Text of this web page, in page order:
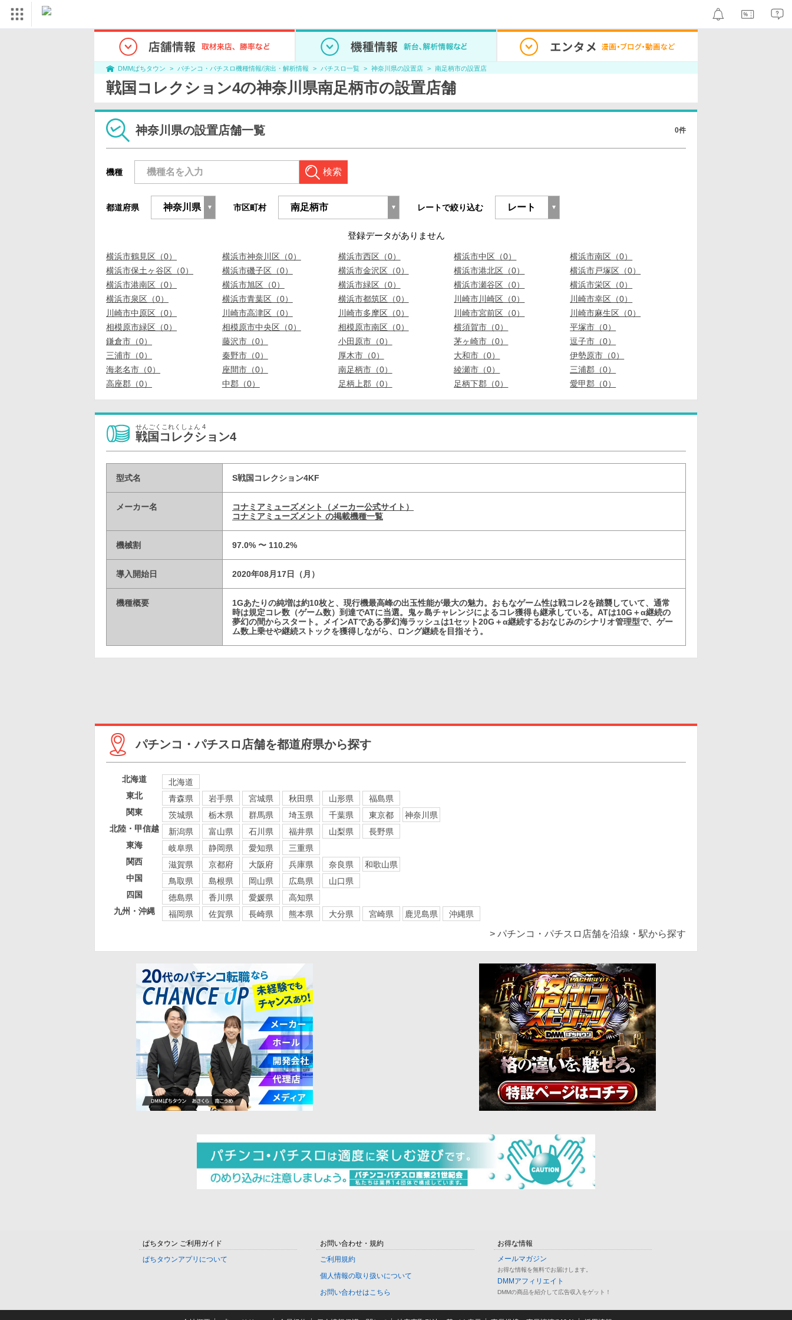
DMMぱちタウン パチンコ・パチスロ機種情報/演出・解析情報 パチスロ一覧 神奈川県の設置店 南足柄市の設置店
戦国コレクション4の神奈川県南足柄市の設置店舗
神奈川県の設置店舗一覧 0件
機種 検索
都道府県 市区町村 レートで絞り込む
登録データがありません
横浜市鶴見区（0） 横浜市神奈川区（0） 横浜市西区（0） 横浜市中区（0）
横浜市南区（0）
横浜市保土ヶ谷区（0）
横浜市磯子区（0） 横浜市金沢区（0） 横浜市港北区（0）
横浜市戸塚区（0）
横浜市港南区（0）
横浜市旭区（0） 横浜市緑区（0） 横浜市瀬谷区（0）
横浜市栄区（0）
横浜市泉区（0）
横浜市青葉区（0） 横浜市都筑区（0） 川崎市川崎区（0）
川崎市幸区（0）
川崎市中原区（0）
川崎市高津区（0） 川崎市多摩区（0） 川崎市宮前区（0）
川崎市麻生区（0）
相模原市緑区（0）
相模原市中央区（0） 相模原市南区（0） 横須賀市（0）
平塚市（0）
鎌倉市（0）
藤沢市（0） 小田原市（0） 茅ヶ崎市（0）
逗子市（0）
三浦市（0）
秦野市（0） 厚木市（0） 大和市（0）
伊勢原市（0）
海老名市（0）
座間市（0） 南足柄市（0） 綾瀬市（0）
三浦郡（0）
高座郡（0）
中郡（0） 足柄上郡（0） 足柄下郡（0） 愛甲郡（0）
せんごくこれくしょん 4
戦国コレクション4
型式名 S戦国コレクション4KF
メーカー名
コナミアミューズメント（メーカー公式サイト）
コナミアミューズメント の掲載機種一覧
機械割 97.0% 〜 110.2%
導入開始日 2020年08月17日（月）
機種概要
1Gあたりの純増は約10枚と、現行機最高峰の出玉性能が最大の魅力。おもなゲーム性は戦コレ2を踏襲していて、通常
時は規定コレ数（ゲーム数）到達でATに当選。鬼ヶ島チャレンジによるコレ獲得も継承している。ATは10G＋α継続の
夢幻の間からスタート。メインATである夢幻海ラッシュは1セット20G＋α継続するおなじみのシナリオ管理型で、ゲー
ム数上乗せや継続ストックを獲得しながら、ロング継続を目指そう。
パチンコ・パチスロ店舗を都道府県から探す
北海道
北海道
東北
青森県 岩手県 宮城県 秋田県 山形県
福島県
関東
茨城県 栃木県 群馬県 埼玉県 千葉県 東京都
神奈川県
北陸・甲信越
新潟県 富山県 石川県 福井県 山梨県
長野県
東海
岐阜県 静岡県 愛知県
三重県
関西
滋賀県 京都府 大阪府 兵庫県 奈良県
和歌山県
中国
鳥取県 島根県 岡山県 広島県
山口県
四国
徳島県 香川県 愛媛県
高知県
九州・沖縄
福岡県 佐賀県 長崎県 熊本県 大分県 宮崎県 鹿児島県 沖縄県
> パチンコ・パチスロ店舗を沿線・駅から探す
ぱちタウン ご利用ガイド
ぱちタウンアプリについて
お問い合わせ・規約
ご利用規約
個人情報の取り扱いについて
お問い合わせはこちら
お得な情報
メールマガジン
お得な情報を無料でお届けします。
DMMアフィリエイト
DMMの商品を紹介して広告収入をゲット！